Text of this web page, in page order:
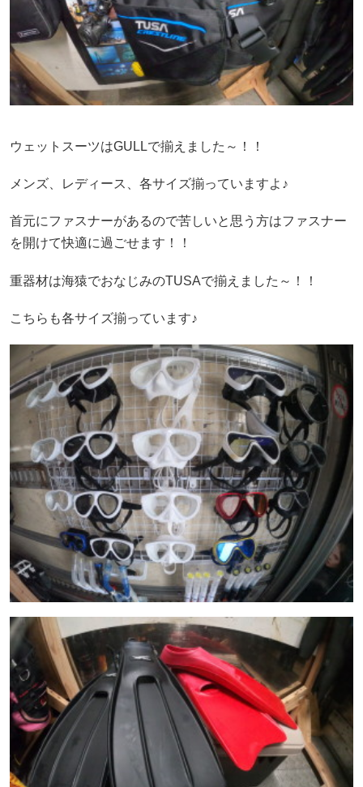
ウェットスーツはGULLで揃えました～！！
メンズ、レディース、各サイズ揃っていますよ♪
首元にファスナーがあるので苦しいと思う方はファスナー
を開けて快適に過ごせます！！
重器材は海猿でおなじみのTUSAで揃えました～！！
こちらも各サイズ揃っています♪